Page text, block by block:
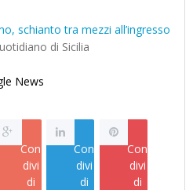
schianto tra mezzi all’ingresso
di Sicilia
News
Con
divi
di
Con
divi
di
Con
divi
di